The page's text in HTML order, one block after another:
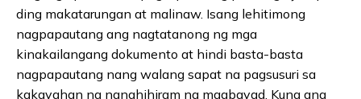
ding makatarungan at malinaw. Isang lehitimong
nagpapautang ang nagtatanong ng mga
kinakailangang dokumento at hindi basta-basta
nagpapautang nang walang sapat na pagsusuri sa
kakayahan ng nanghihiram na magbayad. Kung ang